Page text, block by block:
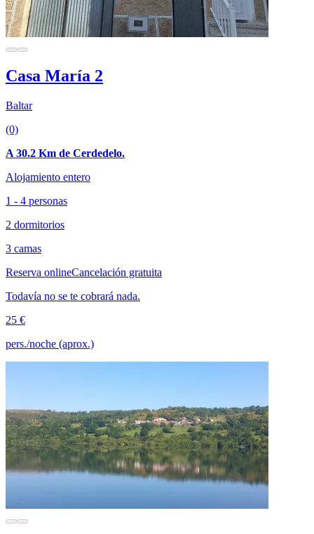
Casa María 2
Baltar
(0)
A 30.2 Km de Cerdedelo.
Alojamiento entero
1 - 4 personas
2 dormitorios
3 camas
Reserva onlineCancelación gratuita
Todavía no se te cobrará nada.
25 €
pers./noche (aprox.)